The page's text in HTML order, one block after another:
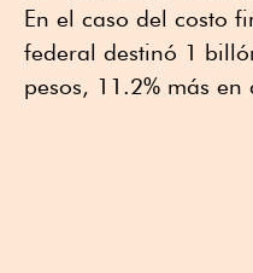
En el caso del costo
federal destinó 1
pesos, 11.2% más